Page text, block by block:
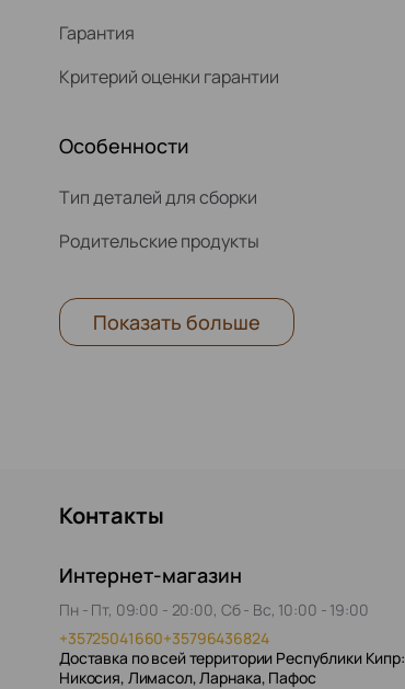
Гарантия
Критерий оценки гарантии
Особенности
Тип деталей для сборки
Родительские продукты
Показать больше
Контакты
Интернет-магазин
Пн - Пт, 09:00 - 20:00, Сб - Вс, 10:00 - 19:00
+35725041660+35796436824
Доставка по всей территории Республики Кипр:
Никосия, Лимасол, Ларнака, Пафос